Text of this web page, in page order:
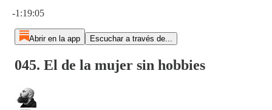
-1:19:05
Abrir en la app Escuchar a través de...
045. El de la mujer sin hobbies